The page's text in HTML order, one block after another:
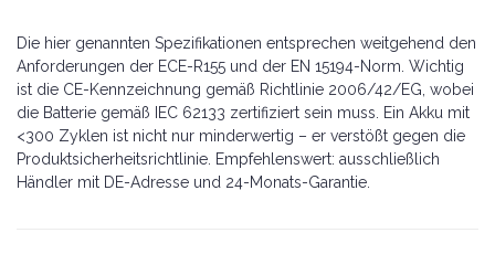
Die hier genannten Spezifikationen entsprechen weitgehend den
Anforderungen der ECE-R155 und der EN 15194-Norm. Wichtig
ist die CE-Kennzeichnung gemäß Richtlinie 2006/42/EG, wobei
die Batterie gemäß IEC 62133 zertifiziert sein muss. Ein Akku mit
<300 Zyklen ist nicht nur minderwertig – er verstößt gegen die
Produktsicherheitsrichtlinie. Empfehlenswert: ausschließlich
Händler mit DE-Adresse und 24-Monats-Garantie.